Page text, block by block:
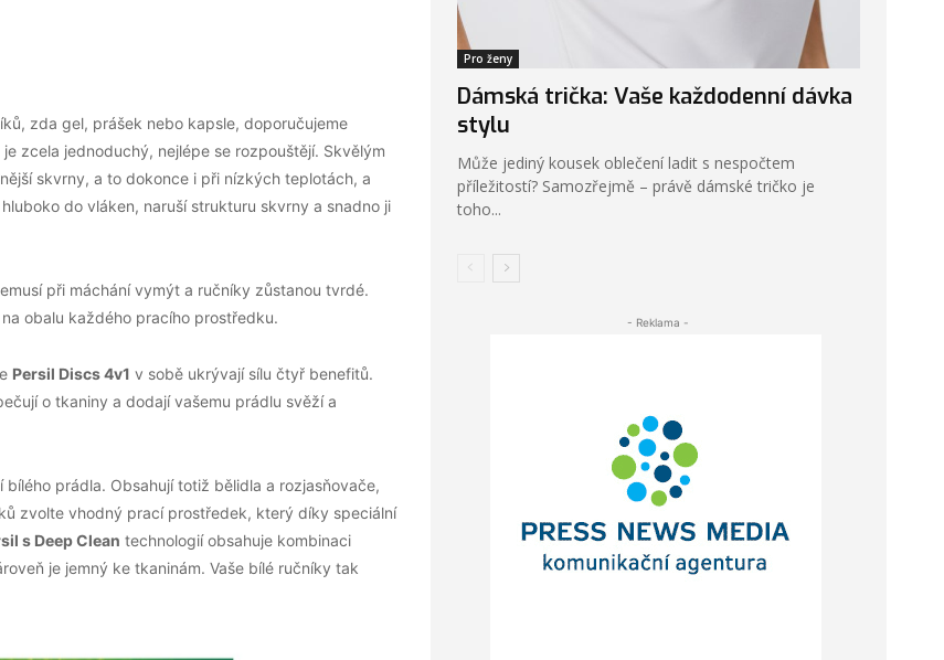
zda gel, prášek nebo kapsle, doporučujeme
zcela jednoduchý, nejlépe se rozpouštějí. Skvělým
skvrny, a to dokonce i při nízkých teplotách, a
do vláken, naruší strukturu skvrny a snadno ji
při máchání vymýt a ručníky zůstanou tvrdé.
obalu každého pracího prostředku.
Persil Discs 4v1 v sobě ukrývají sílu čtyř benefitů.
o tkaniny a dodají vašemu prádlu svěží a
prádla. Obsahují totiž bělidla a rozjasňovače,
zvolte vhodný prací prostředek, který díky speciální
s Deep Clean technologií obsahuje kombinaci
je jemný ke tkaninám. Vaše bílé ručníky tak
Pro ženy
Dámská trička: Vaše každodenní dávka
stylu
Může jediný kousek oblečení ladit s nespočtem
příležitostí? Samozřejmě – právě dámské tričko je
toho...
- Reklama -